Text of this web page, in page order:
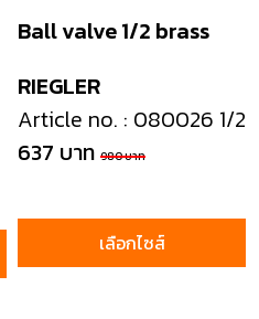
RIEGLER
Ball valve 1/2 brass
Article no. : 080026 1/2
637 บาท 980 บาท
เลือกไซส์